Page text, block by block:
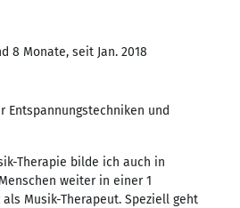
8 Monate, seit Jan. 2018
Entspannungstechniken und
Therapie bilde ich auch in
weiter in einer 1
Musik-Therapeut. Speziell geht